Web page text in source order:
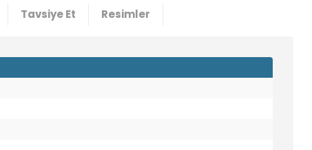
Tavsiye Et Resimler